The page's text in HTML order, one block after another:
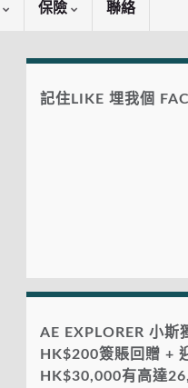
保險 聯絡
記住LIKE 埋我個
AE EXPLORER 小斯
HK$200簽賬回贈 +
HK$30,000有高達